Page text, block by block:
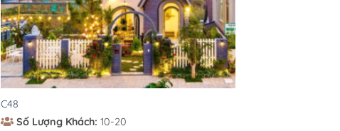
C48
Số Lượng Khách: 10-20